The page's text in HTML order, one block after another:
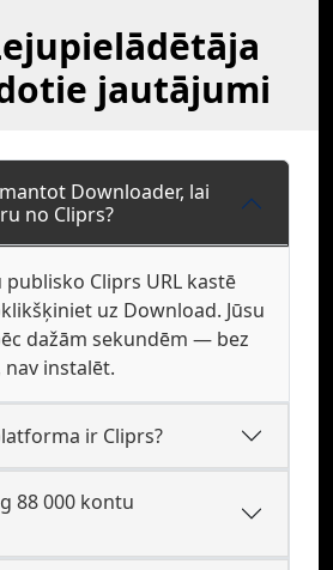
jautājumi
Downloader, lai
no Cliprs?
Cliprs URL kastē
uz Download. Jūsu
dažām sekundēm — bez
instalēt.
ir Cliprs?
88 000 kontu